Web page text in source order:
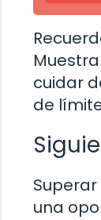
cuidar
de
una